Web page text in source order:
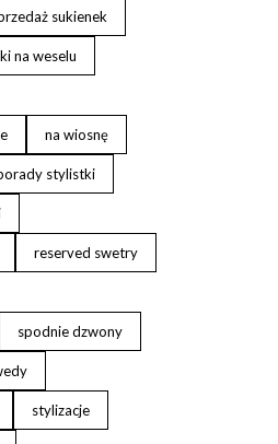
sukienek
na weselu
na wiosnę
stylistki
reserved swetry
spodnie dzwony
stylizacje